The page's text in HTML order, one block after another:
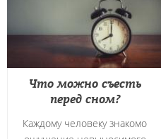
Что можно съесть
перед сном?
Каждому человеку знакомо